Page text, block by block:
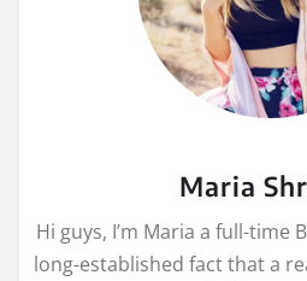
Maria
Hi guys, I’m Maria a full-time
long-established fact that a